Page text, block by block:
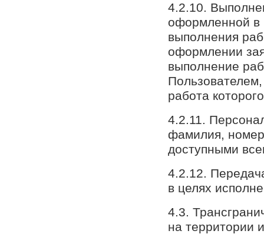
4.2.10.
оформленной в
выполнения
оформлении
выполнение
работа
4.2.11.
фамилия, номер
доступными
4.2.12.
в целях
4.3.
на территории